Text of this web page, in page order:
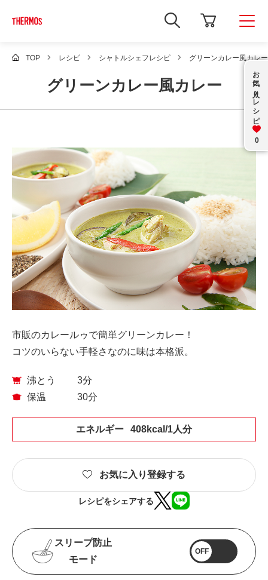
新
し
ィ
ン
ウ
で
サ
検
開
ま
す
TOP レシピ シャトルシェフレシピ グリーンカレー風カレー
グリーンカレー風カレー お気に入り
レシピ
0
市販のカレールゥで簡単グリーンカレー！
コツのいらない手軽さなのに味は本格派。
沸とう
3分
保温
30分
エネルギー 408kcal/1人分
お気に入り登録する
レシピをシェアする
スリープ防止
モード
OFF